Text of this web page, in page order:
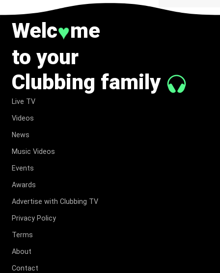
Welc♥me
to your
Clubbing family
Live TV
Videos
News
Music Videos
Events
Awards
Advertise with Clubbing TV
Privacy Policy
Terms
About
Contact